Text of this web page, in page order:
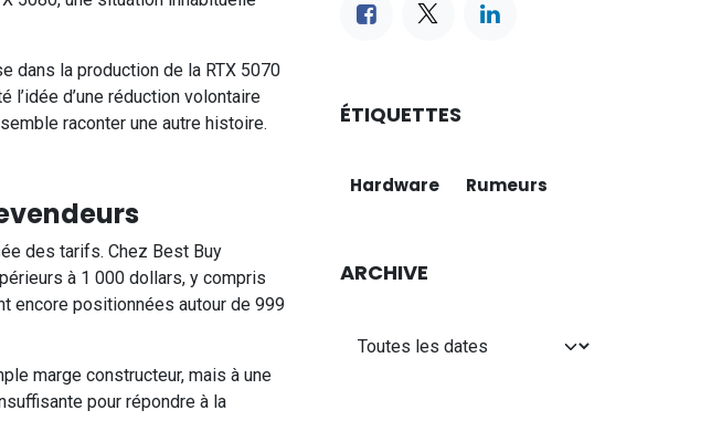
dans la production de la RTX 5070
d’une réduction volontaire
raconter une autre histoire.
des tarifs. Chez Best Buy
à 1 000 dollars, y compris
encore positionnées autour de 999
marge constructeur, mais à une
pour répondre à la
ÉTIQUETTES
Hardware Rumeurs
ARCHIVE